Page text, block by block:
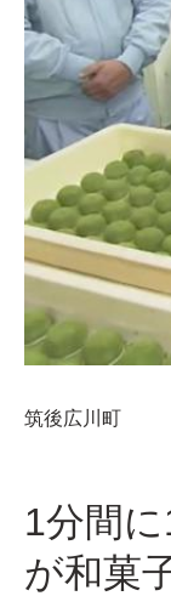
筑後広川町
1分間
が和菓